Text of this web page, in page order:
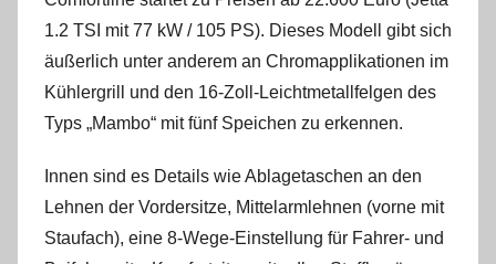
1.2 TSI mit 77 kW / 105 PS). Dieses Modell gibt sich
äußerlich unter anderem an Chromapplikationen im
Kühlergrill und den 16-Zoll-Leichtmetallfelgen des
Typs „Mambo“ mit fünf Speichen zu erkennen.
Innen sind es Details wie Ablagetaschen an den
Lehnen der Vordersitze, Mittelarmlehnen (vorne mit
Staufach), eine 8-Wege-Einstellung für Fahrer- und